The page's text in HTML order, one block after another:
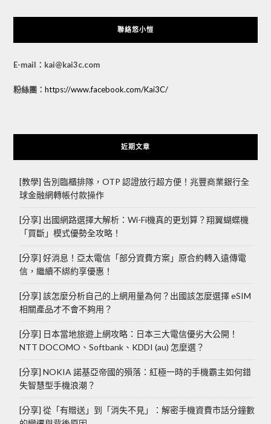
聯絡悠小愷
E-mail：kai@kai3c.com
粉絲團： https://www.facebook.com/Kai3C/
近期文章
[教學] 告別臨櫃排隊，OTP 認證放行超方便！兆豐商業銀行全
球金融網轉帳付款操作
[分享] 出國網路選擇大解析：Wi-Fi機真的更划算？翔翼蝴蝶機
「買斷」模式優勢全攻略！
[分享] 好消息！亞太電信「部分資費方案」原合約轉入遠傳電
信，繼續不綁約享優惠！
[分享] 該怎麼分析自己的上網用量為何？出國該怎麼選擇 eSIM
相關產品才不會不夠用？
[分享] 日本當地旅遊上網攻略：日本三大電信優劣大公開！
NTT DOCOMO、Softbank、KDDI (au) 怎麼選？
[分享] NOKIA 諾基亞帝國的殞落：紅極一時的手機霸主如何錯
失智慧型手機浪潮？
[分享] 從「有贈送」到「消失不見」：解密手機資費市話分鐘數